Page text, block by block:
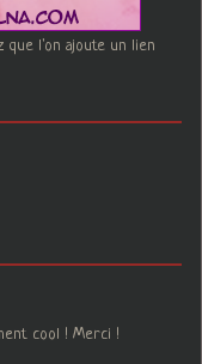
que l'on ajoute un lien
cool ! Merci !